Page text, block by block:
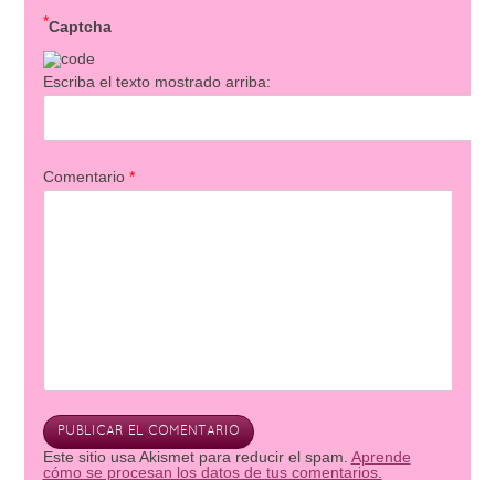
Captcha
*
Escriba el texto mostrado arriba:
Comentario *
Este sitio usa Akismet para reducir el spam. Aprende
cómo se procesan los datos de tus comentarios.